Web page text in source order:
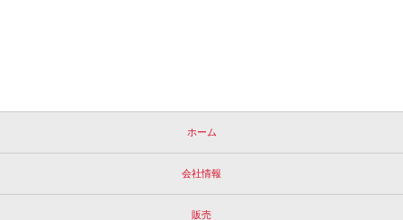
ホーム
会社情報
販売